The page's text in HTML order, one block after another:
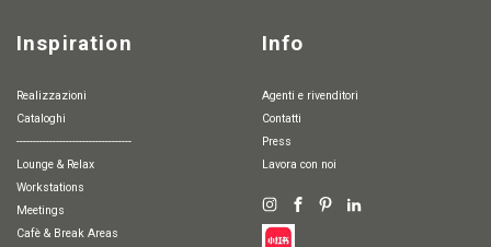
Inspiration
Realizzazioni
Cataloghi
-----------------------------------
Lounge & Relax
Workstations
Meetings
Cafè & Break Areas
Info
Agenti e rivenditori
Contatti
Press
Lavora con noi